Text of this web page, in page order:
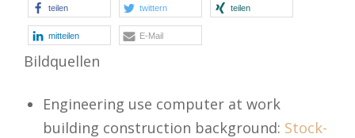
teilen twittern teilen
mitteilen E-Mail
Bildquellen
Engineering use computer at work
building construction background: Stock-